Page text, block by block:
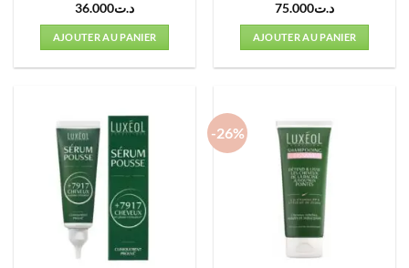
د.ت36.000
AJOUTER AU PANIER
د.ت75.000
AJOUTER AU PANIER
-26%